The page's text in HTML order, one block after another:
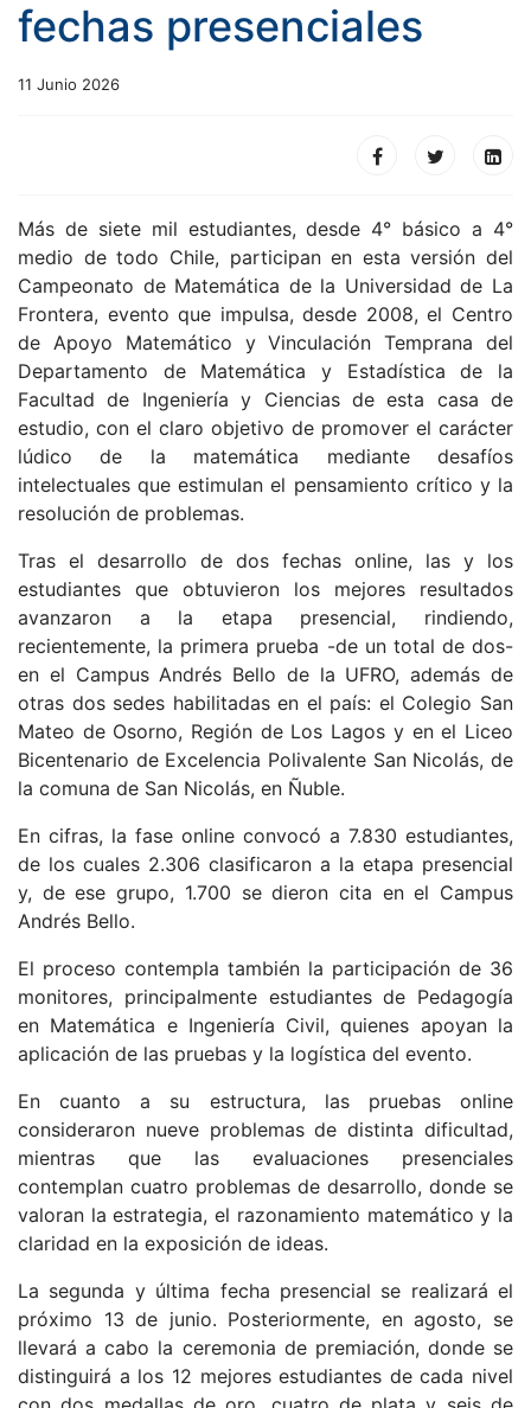
fechas presenciales
11 Junio 2026
Más de siete mil estudiantes, desde 4° básico a 4°
medio de todo Chile, participan en esta versión del
Campeonato de Matemática de la Universidad de La
Frontera, evento que impulsa, desde 2008, el Centro
de Apoyo Matemático y Vinculación Temprana del
Departamento de Matemática y Estadística de la
Facultad de Ingeniería y Ciencias de esta casa de
estudio, con el claro objetivo de promover el carácter
lúdico de la matemática mediante desafíos
intelectuales que estimulan el pensamiento crítico y la
resolución de problemas.
Tras el desarrollo de dos fechas online, las y los
estudiantes que obtuvieron los mejores resultados
avanzaron a la etapa presencial, rindiendo,
recientemente, la primera prueba -de un total de dos-
en el Campus Andrés Bello de la UFRO, además de
otras dos sedes habilitadas en el país: el Colegio San
Mateo de Osorno, Región de Los Lagos y en el Liceo
Bicentenario de Excelencia Polivalente San Nicolás, de
la comuna de San Nicolás, en Ñuble.
En cifras, la fase online convocó a 7.830 estudiantes,
de los cuales 2.306 clasificaron a la etapa presencial
y, de ese grupo, 1.700 se dieron cita en el Campus
Andrés Bello.
El proceso contempla también la participación de 36
monitores, principalmente estudiantes de Pedagogía
en Matemática e Ingeniería Civil, quienes apoyan la
aplicación de las pruebas y la logística del evento.
En cuanto a su estructura, las pruebas online
consideraron nueve problemas de distinta dificultad,
mientras que las evaluaciones presenciales
contemplan cuatro problemas de desarrollo, donde se
valoran la estrategia, el razonamiento matemático y la
claridad en la exposición de ideas.
La segunda y última fecha presencial se realizará el
próximo 13 de junio. Posteriormente, en agosto, se
llevará a cabo la ceremonia de premiación, donde se
distinguirá a los 12 mejores estudiantes de cada nivel